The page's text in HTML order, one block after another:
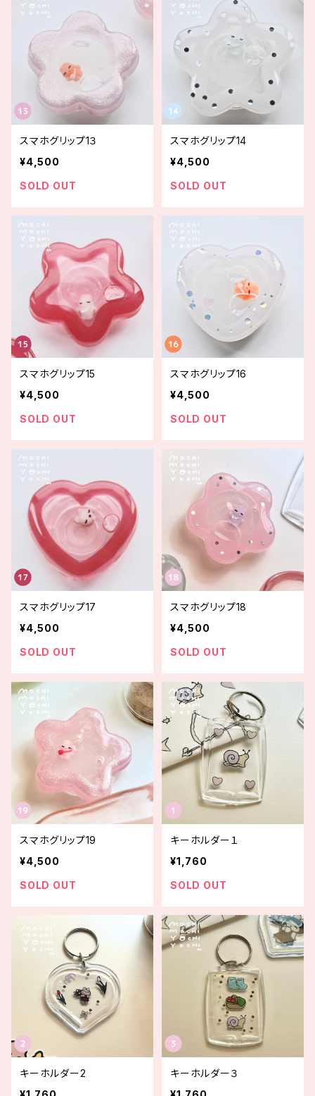
スマホグリップ1３
¥4,500
SOLD OUT
スマホグリップ14
¥4,500
SOLD OUT
スマホグリップ15
¥4,500
SOLD OUT
スマホグリップ16
¥4,500
SOLD OUT
スマホグリップ17
¥4,500
SOLD OUT
スマホグリップ18
¥4,500
SOLD OUT
スマホグリップ19
¥4,500
SOLD OUT
キーホルダー１
¥1,760
SOLD OUT
キーホルダー2
キーホルダー３